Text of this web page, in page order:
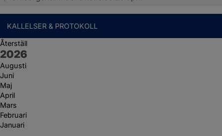
KALLELSER & PROTOKOLL
Återställ
År:
2026
Augusti
Juni
Maj
April
Mars
Februari
Januari